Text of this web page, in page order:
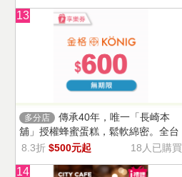
13
多分店
傳承40年，唯一「長崎本
舖」授權蜂蜜蛋糕，鬆軟綿密。全台
13家門市適用，自選商品，幸福烘焙
8.3折 $500元起 18人已購買
14